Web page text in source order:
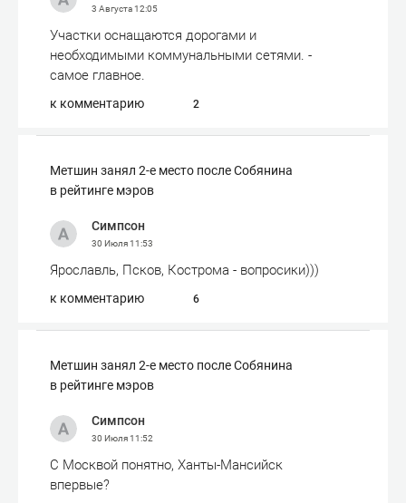
3 Августа12:05
Участки оснащаются дорогами и
необходимыми коммунальными сетями. -
самое главное.
к комментарию 2
Метшин занял 2-е место после Собянина
в рейтинге мэров
Симпсон
30 Июля11:53
Ярославль, Псков, Кострома - вопросики)))
к комментарию 6
Метшин занял 2-е место после Собянина
в рейтинге мэров
Симпсон
30 Июля11:52
С Москвой понятно, Ханты-Мансийск
впервые?